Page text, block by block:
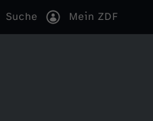
Suche Mein ZDF